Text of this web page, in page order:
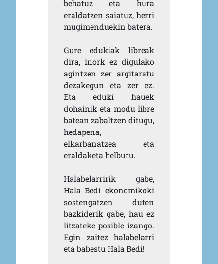
behatuz eta hura
eraldatzen saiatuz, herri
mugimenduekin batera.
Gure edukiak libreak
dira, inork ez digulako
agintzen zer argitaratu
dezakegun eta zer ez.
Eta eduki hauek
dohainik eta modu libre
batean zabaltzen ditugu,
hedapena,
elkarbanatzea eta
eraldaketa helburu.
Halabelarririk gabe,
Hala Bedi ekonomikoki
sostengatzen duten
bazkiderik gabe, hau ez
litzateke posible izango.
Egin zaitez halabelarri
eta babestu Hala Bedi!